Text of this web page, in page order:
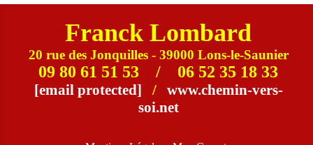
Franck Lombard
20 rue des Jonquilles - 39000 Lons-le-Saunier
09 80 61 51 53 / 06 52 35 18 33
[email protected] /
www.chemin-vers-
soi.net